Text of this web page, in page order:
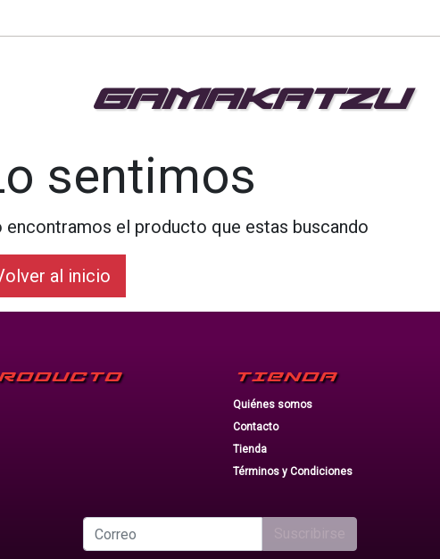
GAMAKATZU
sentimos
encontramos el producto que estas buscando
al inicio
TIENDA
Quiénes somos
Contacto
Tienda
Términos y Condiciones